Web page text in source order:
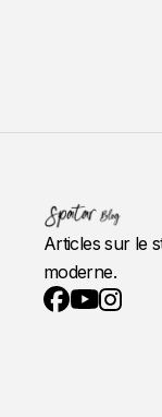
Articles sur le
moderne.